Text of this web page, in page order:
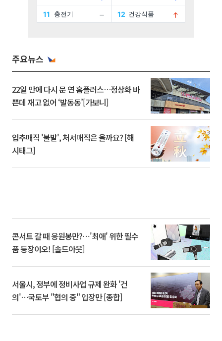
주요뉴스
22일 만에 다시 문 연 홈플러스…정상화 바
쁜데 재고 없어 ‘발동동’[가보니]
입추매직 '불발', 처서매직은 올까요? [해
시태그]
콘서트 갈 때 응원봉만?⋯'최애' 위한 필수
품 등장이오! [솔드아웃]
서울시, 정부에 정비사업 규제 완화 '건
의'⋯국토부 "협의 중" 입장만 [종합]